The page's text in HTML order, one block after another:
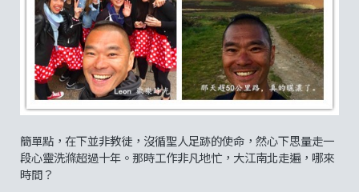
簡單點，在下並非教徒，沒循聖人足跡的使命，然心下思量走一
段心靈洗滌超過十年。那時工作非凡地忙，大江南北走遍，哪來
時間？